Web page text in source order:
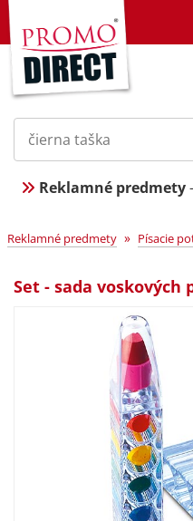
Reklamné predmety
Reklamné predmety » Písacie
Set - sada voskových